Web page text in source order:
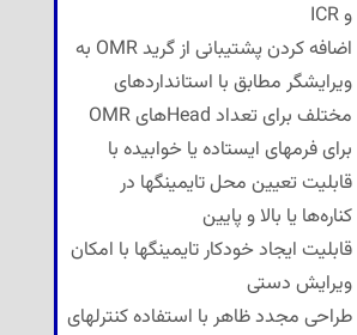
و ICR
اضافه کردن پشتیبانی از گرید OMR به
ویرایشگر مطابق با استانداردهای
مختلف برای تعداد Headهای OMR
برای فرمهای ایستاده یا خوابیده با
قابلیت تعیین محل تایمینگها در
کناره‌ها یا بالا و پایین
قابلیت ایجاد خودکار تایمینگها با امکان
ویرایش دستی
طراحی مجدد ظاهر با استفاده کنترلهای